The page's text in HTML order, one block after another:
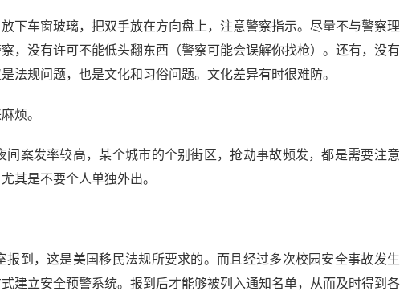
下车窗玻璃，把双手放在方向盘上，注意警察指示。尽量不与警察理
，没有许可不能低头翻东西（警察可能会误解你找枪）。还有，没有
法规问题，也是文化和习俗问题。文化差异有时很难防。
烦。
案发率较高，某个城市的个别街区，抢劫事故频发，都是需要注意
其是不要个人单独外出。
到，这是美国移民法规所要求的。而且经过多次校园安全事故发生
建立安全预警系统。报到后才能够被列入通知名单，从而及时得到各